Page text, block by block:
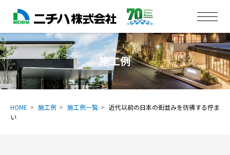
施工例
HOME 施工例 施工例一覧
近代以前の日本の街並みを彷彿する佇ま
い